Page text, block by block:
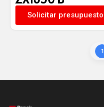
Solicitar presupuesto
1